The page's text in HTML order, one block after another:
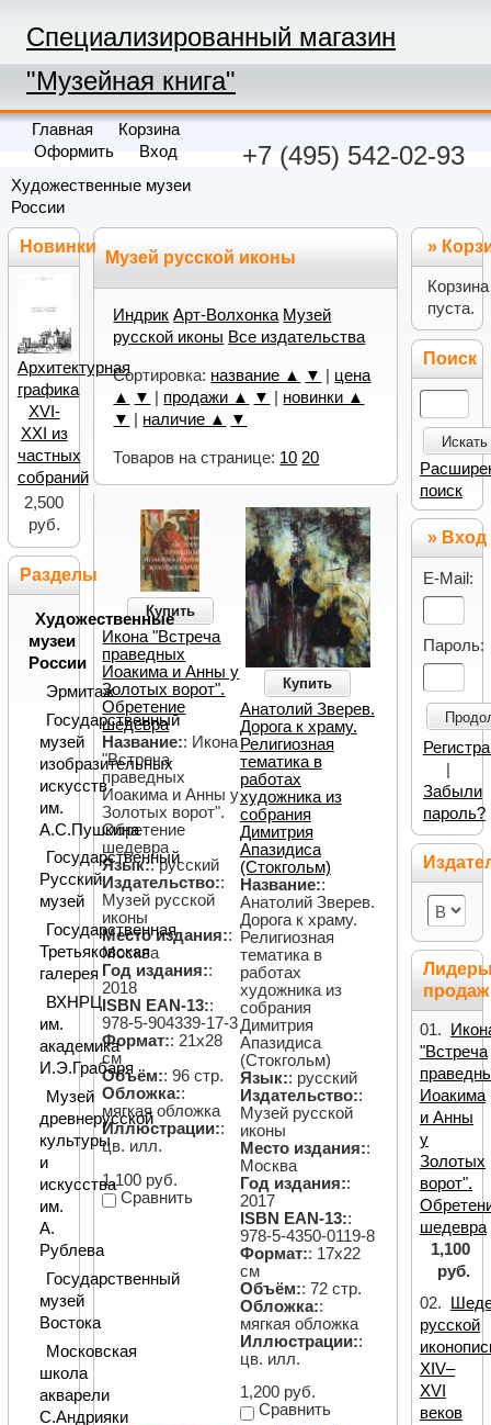
Специализированный магазин
"Музейная книга"
+7 (495) 542-02-93
Главная
Корзина
Оформить
Вход
Художественные музеи
России
Музей русской иконы
Индрик Арт-Волхонка Музей
русской иконы Все издательства
Сортировка: название ▲ ▼
цена
▲
▼ продажи ▲ ▼
новинки ▲
▼
наличие ▲ ▼
Товаров на странице: 10 20
Купить
Икона "Встреча
праведных
Иоакима и Анны у
Золотых ворот".
Обретение
шедевра
Название:: Икона
"Встреча
праведных
Иоакима и Анны у
Золотых ворот".
Обретение
шедевра
Язык:: русский
Издательство::
Музей русской
иконы
Место издания::
Москва
Год издания::
2018
ISBN EAN-13::
978-5-904339-17-3
Формат:: 21х28
см
Объём:: 96 стр.
Обложка::
мягкая обложка
Иллюстрации::
цв. илл.
1,100 руб.
Сравнить
Купить
Анатолий Зверев.
Дорога к храму.
Религиозная
тематика в
работах
художника из
собрания
Димитрия
Апазидиса
(Стокгольм)
Название::
Анатолий Зверев.
Дорога к храму.
Религиозная
тематика в
работах
художника из
собрания
Димитрия
Апазидиса
(Стокгольм)
Язык:: русский
Издательство::
Музей русской
иконы
Место издания::
Москва
Год издания::
2017
ISBN EAN-13::
978-5-4350-0119-8
Формат:: 17х22
см
Объём:: 72 стр.
Обложка::
мягкая обложка
Иллюстрации::
цв. илл.
1,200 руб.
Сравнить
Новинки
Архитектурная
графика
XVI-
XXI из
частных
собраний
2,500
руб.
Разделы
Художественные
музеи
России
Эрмитаж
Государственный
музей
изобразительных
искусств
им.
А.С.Пушкина
Государственный
Русский
музей
Государственная
Третьяковская
галерея
ВХНРЦ
им.
академика
И.Э.Грабаря
Музей
древнерусской
культуры
и
искусства
им.
А.
Рублева
Государственный
музей
Востока
Московская
школа
акварели
С.Андрияки
»
Корзина
пуста.
Поиск
Искать
поиск
» Вход
E-Mail:
Пароль:
Забыли
пароль?
продаж
01.
"Встреча
Иоакима
и Анны
у
Золотых
ворот".
шедевра
1,100
руб.
02.
русской
XIV–
XVI
веков